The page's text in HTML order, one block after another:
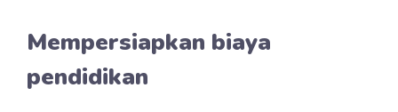
Mempersiapkan biaya
pendidikan